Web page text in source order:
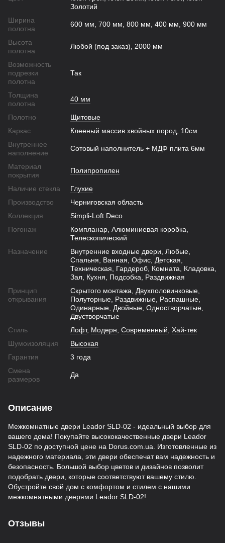
Золотий
Ширина
полотна
600 мм, 700 мм, 800 мм, 400 мм, 900 мм
Высота
полотна
Любой (под заказ), 2000 мм
Возможность
подрезки
полотна
Так
Толщина
полотна
40 мм
Полотно
Щитовые
Каркас
Клееный массив хвойных пород, 10см
Внутреннее
наполнение
Сотовый наполнитель + МДФ плита 6мм
Материал
покрытия
Полипропилен
Наличие стекла
Глухие
Производство
Черниговская область
Коллекция
Simpli-Loft Deco
Погонаж
Компланар, Алюминиевая коробка,
Телескопический
Назначение
Внутренние входные двери, Любые,
Спальня, Ванная, Офис, Детская,
Техническая, Гардероб, Комната, Кладовка,
Зал, Кухня, Подсобка, Раздвижная
Принцип
открывания
Скрытого монтажа, Двухполовинковые,
Полуторные, Раздвижные, Распашные,
Одинарные, Двойные, Одностворчатые,
Двустворчатые
Стиль
Лофт, Модерн Современный Хай-тек
Шумоизоляция
Высокая
Гарантия
3 года
Смена
размеров
Да
Описание
Межкомнатные двери Leador SLD-02 - идеальный выбор для
вашего дома! Покупайте высококачественные двери Leador
SLD-02 по доступной цене на Dorus.com.ua. Изготовленные из
надежного материала, эти двери обеспечат вам надежность и
безопасность. Большой выбор цветов и дизайнов позволит
подобрать двери, которые соответствуют вашему стилю.
Обустройте свой дом с комфортом и стилем с нашими
межкомнатными дверями Leador SLD-02!
Отзывы